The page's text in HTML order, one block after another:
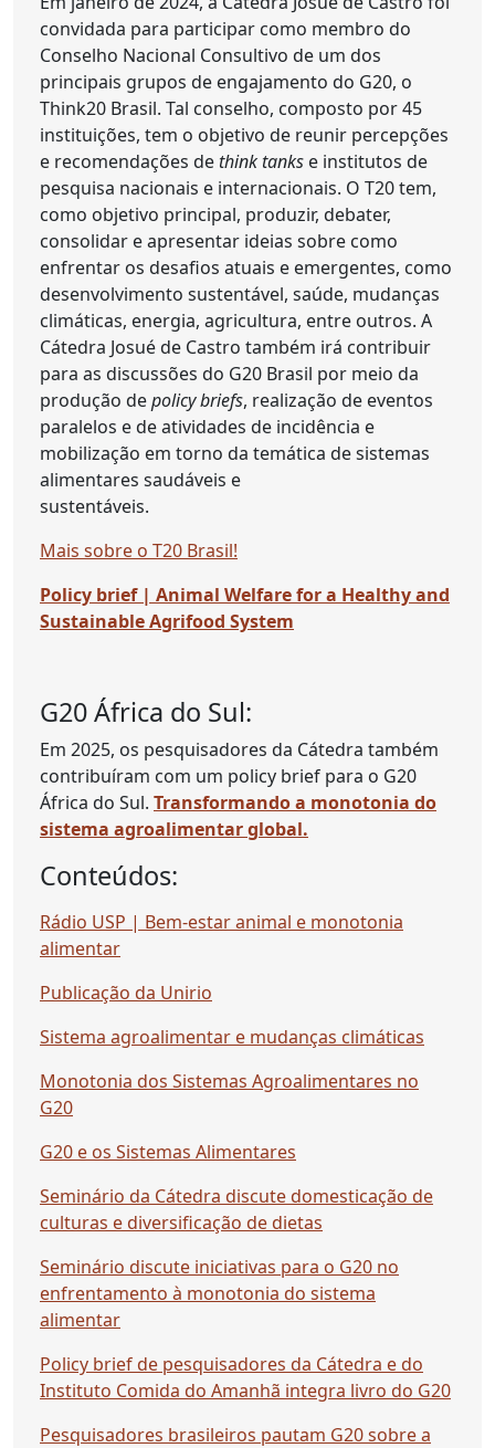
convidada para participar como membro do
Conselho Nacional Consultivo de um dos
principais grupos de engajamento do G20, o
Think20 Brasil. Tal conselho, composto por 45
instituições, tem o objetivo de reunir percepções
e recomendações de think tanks e institutos de
pesquisa nacionais e internacionais. O T20 tem,
como objetivo principal, produzir, debater,
consolidar e apresentar ideias sobre como
enfrentar os desafios atuais e emergentes, como
desenvolvimento sustentável, saúde, mudanças
climáticas, energia, agricultura, entre outros. A
Cátedra Josué de Castro também irá contribuir
para as discussões do G20 Brasil por meio da
produção depolicy briefs, realização de eventos
paralelos e de atividades de incidência e
mobilização em torno da temática de sistemas
alimentares saudáveis e
sustentáveis.
Mais sobre o T20 Brasil!
Policy brief | Animal Welfare for a Healthy and
Sustainable Agrifood System
G20 África do Sul:
Em 2025, os pesquisadores da Cátedra também
contribuíram com um policy brief para o G20
África do Sul. Transformando a monotonia do
sistema agroalimentar global.
Conteúdos:
Rádio USP | Bem-estar animal e monotonia
alimentar
Publicação da Unirio
Sistema agroalimentar e mudanças climáticas
Monotonia dos Sistemas Agroalimentares no
G20
G20 e os Sistemas Alimentares
Seminário da Cátedra discute domesticação de
culturas e diversificação de dietas
Seminário discute iniciativas para o G20 no
enfrentamento à monotonia do sistema
alimentar
Policy brief de pesquisadores da Cátedra e do
Instituto Comida do Amanhã integra livro do G20
Pesquisadores brasileiros pautam G20 sobre a